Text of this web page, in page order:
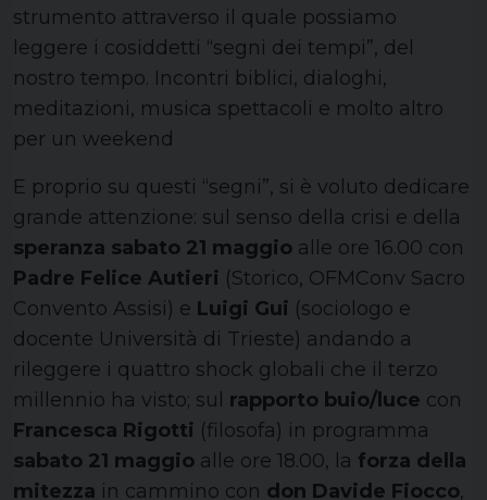
strumento attraverso il quale possiamo
leggere i cosiddetti “segni dei tempi”, del
nostro tempo. Incontri biblici, dialoghi,
meditazioni, musica spettacoli e molto altro
per un weekend
E proprio su questi “segni”, si è voluto dedicare
grande attenzione: sul senso della crisi e della
speranza sabato 21 maggio alle ore 16.00 con
Padre Felice Autieri (Storico, OFMConv Sacro
Convento Assisi) e Luigi Gui (sociologo e
docente Università di Trieste) andando a
rileggere i quattro shock globali che il terzo
millennio ha visto; sul rapporto buio/luce con
Francesca Rigotti (filosofa) in programma
sabato 21 maggio alle ore 18.00, la forza della
mitezza in cammino con don Davide Fiocco,